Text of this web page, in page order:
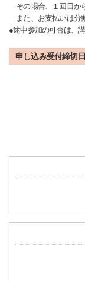
その場合、１回目か
また、お支払いは分
●途中参加の可否は、
申し込み受付締切日